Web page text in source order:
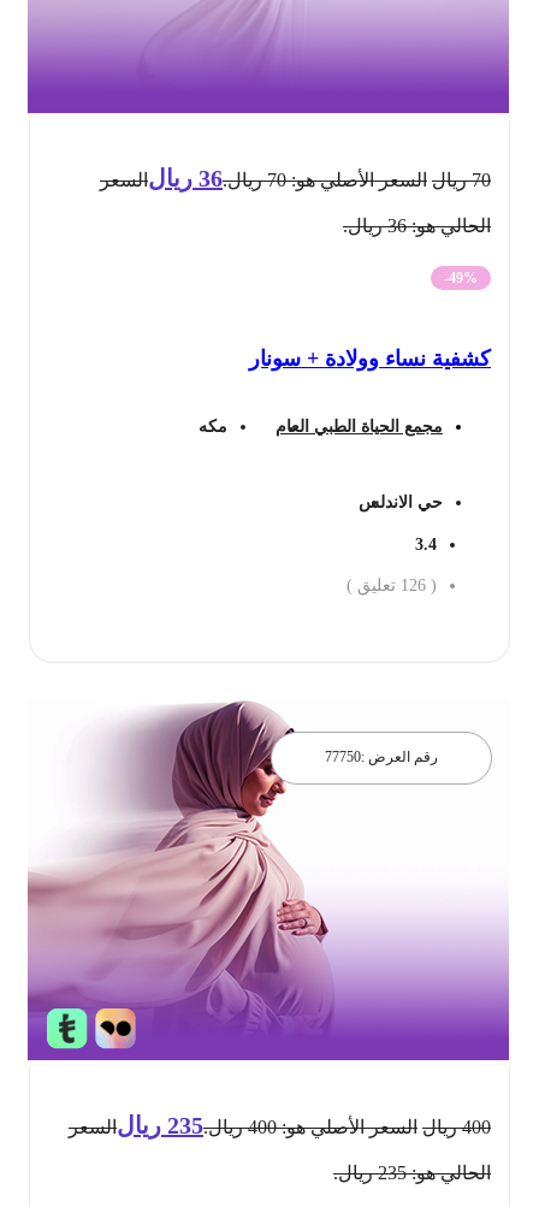
ريال السعر الأصلي هو: 70 ريال. 36 ريالالسعر
الحالي هو: 36 ريال.
-49%
كشفية نساء وولادة + سونار
مجمع الحياة الطبي العام مكه
حي الاندلس
3.4
126 تعليق )
رقم العرض : 77750
ريال السعر الأصلي هو: 400 ريال. 235 ريالالسعر
الحالي هو: 235 ريال.